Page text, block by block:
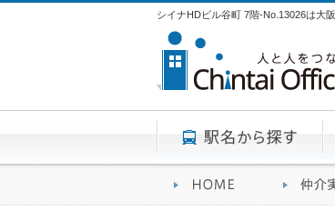
シイナHDビル谷町 7階-No.13026は大